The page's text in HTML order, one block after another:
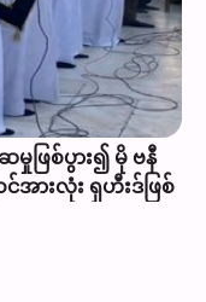
ဝင်သည့် ပူးပေါင်း